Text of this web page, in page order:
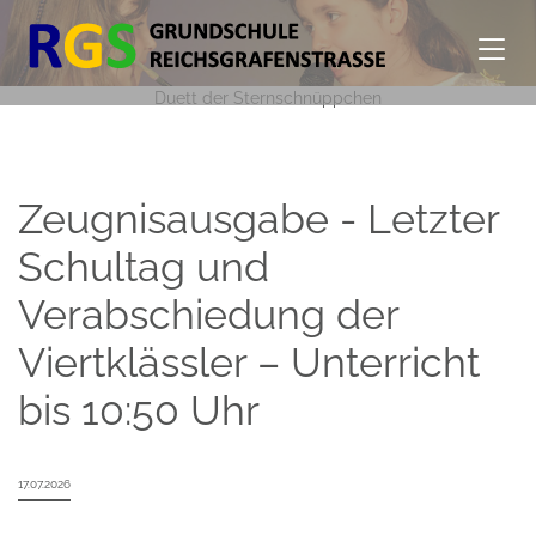
Duett der Sternschnüppchen
Zeugnisausgabe - Letzter
Schultag und
Verabschiedung der
Viertklässler – Unterricht
bis 10:50 Uhr
17.07.2026